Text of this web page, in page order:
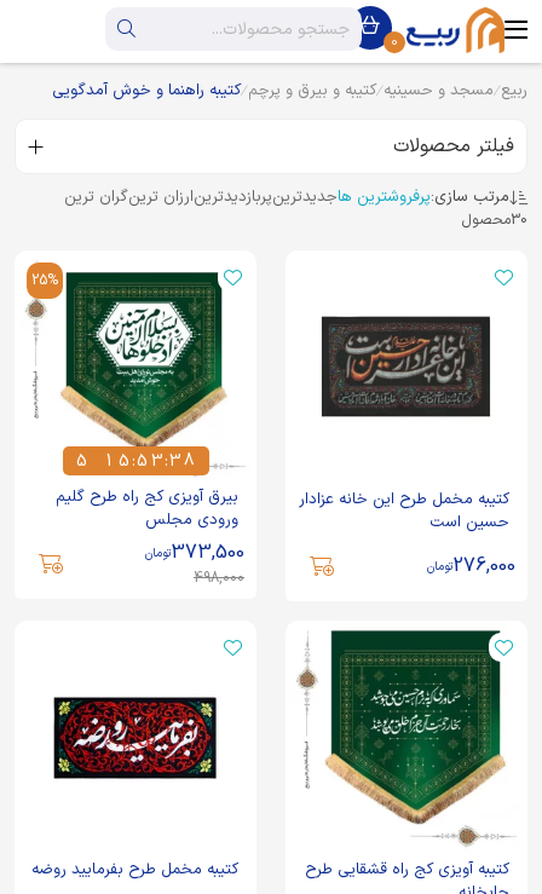
0
ربیع مسجد و حسینیه کتیبه و بیرق و پرچم کتیبه راهنما و خوش آمدگویی
فیلتر محصولات
مرتب سازی:پرفروشترین هاجدیدترینپربازدیدترینارزان ترینگران ترین
30محصول
کتیبه مخمل طرح این خانه عزادار
حسین است
276,000تومان
25%
5
5
1
1
5
5
:5
5
3
3
:3
3
7
7
بیرق آویزی کج راه طرح گلیم
ورودی مجلس
498,000
373,500تومان
کتیبه آویزی کج راه قشقایی طرح
کتیبه مخمل طرح بفرمایید روضه